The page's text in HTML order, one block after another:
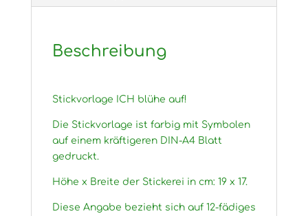
Beschreibung
Stickvorlage ICH blühe auf!
Die Stickvorlage ist farbig mit Symbolen
auf einem kräftigeren DIN-A4 Blatt
gedruckt.
Höhe x Breite der Stickerei in cm: 19 x 17.
Diese Angabe bezieht sich auf 12-fädiges